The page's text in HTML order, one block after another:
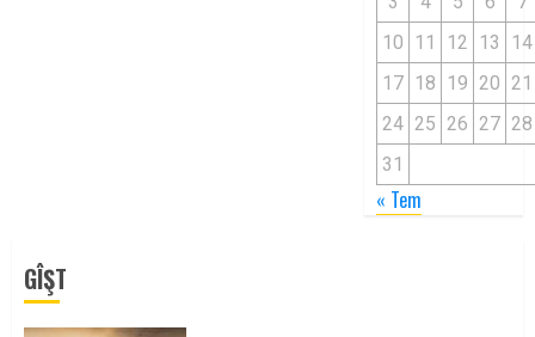
10 11 12 13
14
17 18 19 20 21
24 25 26 27 28
31
« Tem
GÎŞT